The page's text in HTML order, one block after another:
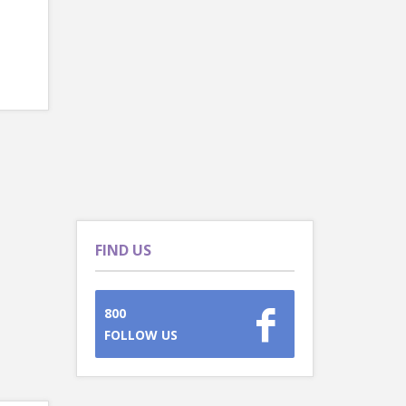
FIND US
800
FOLLOW US